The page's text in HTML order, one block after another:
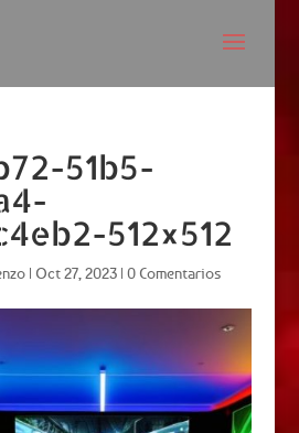
51b5-
512×512
| Oct 27, 2023| 0 Comentarios